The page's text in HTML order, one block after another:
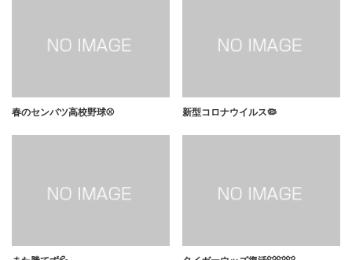
春のセンバツ高校野球⚾️ 新型コロナウイルス🦠